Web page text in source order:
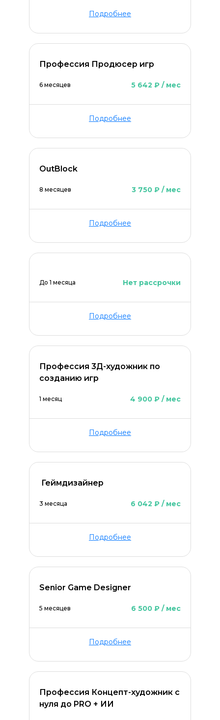
Подробнее
Профессия Продюсер игр
6 месяцев 5 642 ₽ / мес
Подробнее
OutBlock
8 месяцев 3 750 ₽ / мес
Подробнее
До 1 месяца Нет рассрочки
Подробнее
Профессия 3Д-художник по
созданию игр
1 месяц 4 900 ₽ / мес
Подробнее
‌ ‌Геймдизайнер‌
3 месяца 6 042 ₽ / мес
Подробнее
Senior Game Designer
5 месяцев 6 500 ₽ / мес
Подробнее
Профессия Концепт-художник с
нуля до PRO + ИИ